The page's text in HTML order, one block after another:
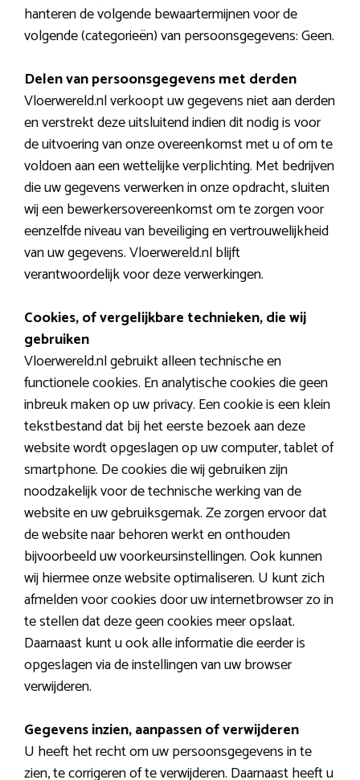
hanteren de volgende bewaartermijnen voor de
volgende (categorieën) van persoonsgegevens: Geen.
Delen van persoonsgegevens met derden
Vloerwereld.nl verkoopt uw gegevens niet aan derden
en verstrekt deze uitsluitend indien dit nodig is voor
de uitvoering van onze overeenkomst met u of om te
voldoen aan een wettelijke verplichting. Met bedrijven
die uw gegevens verwerken in onze opdracht, sluiten
wij een bewerkersovereenkomst om te zorgen voor
eenzelfde niveau van beveiliging en vertrouwelijkheid
van uw gegevens. Vloerwereld.nl blijft
verantwoordelijk voor deze verwerkingen.
Cookies, of vergelijkbare technieken, die wij
gebruiken
Vloerwereld.nl gebruikt alleen technische en
functionele cookies. En analytische cookies die geen
inbreuk maken op uw privacy. Een cookie is een klein
tekstbestand dat bij het eerste bezoek aan deze
website wordt opgeslagen op uw computer, tablet of
smartphone. De cookies die wij gebruiken zijn
noodzakelijk voor de technische werking van de
website en uw gebruiksgemak. Ze zorgen ervoor dat
de website naar behoren werkt en onthouden
bijvoorbeeld uw voorkeursinstellingen. Ook kunnen
wij hiermee onze website optimaliseren. U kunt zich
afmelden voor cookies door uw internetbrowser zo in
te stellen dat deze geen cookies meer opslaat.
Daarnaast kunt u ook alle informatie die eerder is
opgeslagen via de instellingen van uw browser
verwijderen.
Gegevens inzien, aanpassen of verwijderen
U heeft het recht om uw persoonsgegevens in te
zien, te corrigeren of te verwijderen. Daarnaast heeft u